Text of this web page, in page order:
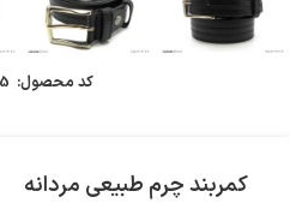
کد محصول:
کمربند چرم طبیعی مردانه